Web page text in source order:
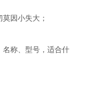
因小失大；
称、型号，适合什